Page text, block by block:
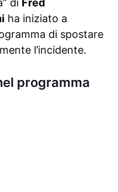
ha iniziato a
di spostare
l’incidente.
programma